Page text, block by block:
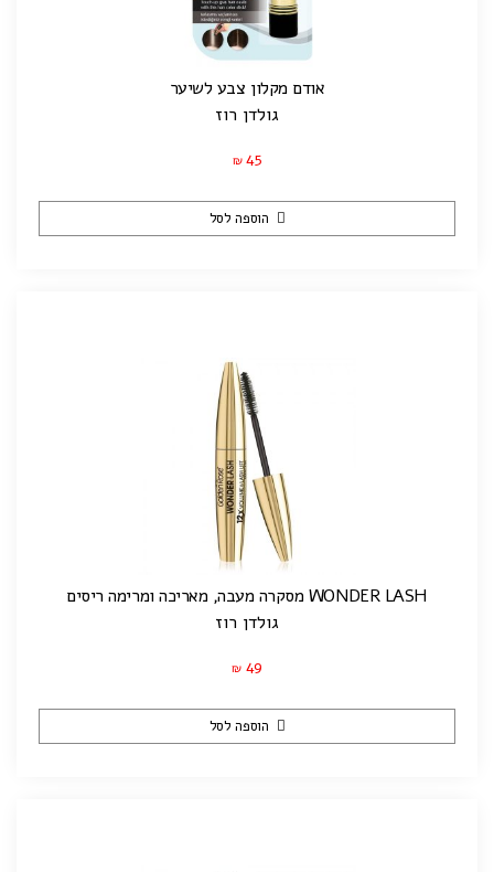
אודם מקלון צבע לשיער
גולדן רוז
₪ 45
הוספה לסל
WONDER LASH מסקרה מעבה, מאריכה ומרימה ריסים
גולדן רוז
₪ 49
הוספה לסל